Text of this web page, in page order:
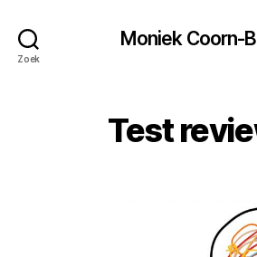
Zoek
Moniek Coorn-
Test